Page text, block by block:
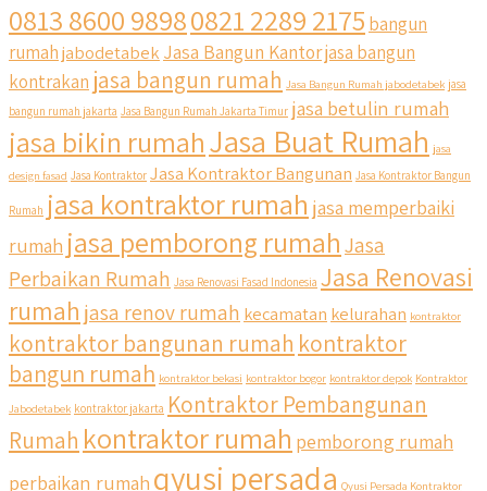
0813 8600 98980821 2289 2175 bangun
rumahjabodetabek Jasa Bangun Kantorjasa bangun
kontrakan jasa bangun rumah Jasa Bangun Rumah jabodetabek jasa
bangun rumah jakarta Jasa Bangun Rumah Jakarta Timur jasa betulin rumah
jasa bikin rumahJasa Buat Rumah jasa
design fasad Jasa Kontraktor Jasa Kontraktor Bangunan Jasa Kontraktor Bangun
Rumah jasa kontraktor rumah jasa memperbaiki
rumah jasa pemborong rumahJasa
Perbaikan Rumah Jasa Renovasi Fasad Indonesia Jasa Renovasi
rumah jasa renov rumah kecamatan kelurahan kontraktor
kontraktor bangunan rumah kontraktor
bangun rumah kontraktor bekasi kontraktor bogor kontraktor depok Kontraktor
Jabodetabek kontraktor jakarta Kontraktor Pembangunan
Rumah kontraktor rumah pemborong rumah
perbaikan rumah qyusi persada Qyusi Persada Kontraktor